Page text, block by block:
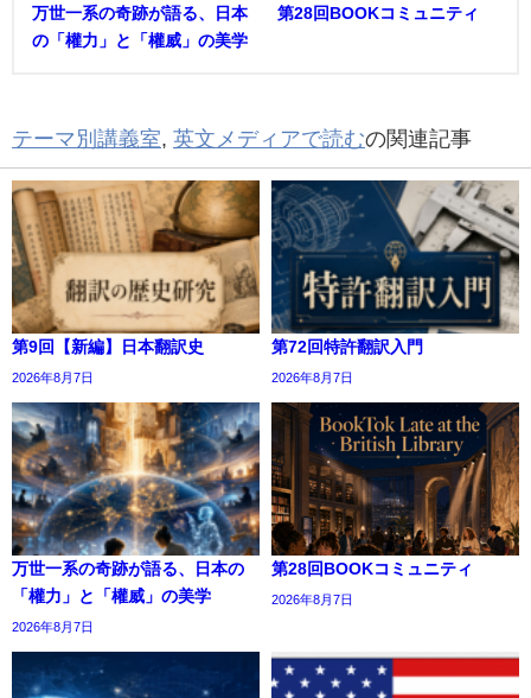
万世一系の奇跡が語る、日本
の「權力」と「權威」の美学
第28回BOOKコミュニティ
テーマ別講義室 英文メディアで読むの関連記事
第9回【新編】日本翻訳史
2026年8月7日
第72回特許翻訳入門
2026年8月7日
万世一系の奇跡が語る、日本の
「權力」と「權威」の美学
2026年8月7日
第28回BOOKコミュニティ
2026年8月7日